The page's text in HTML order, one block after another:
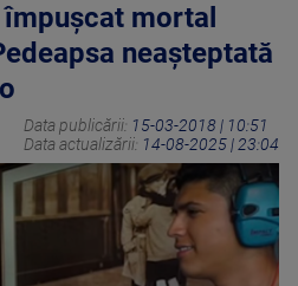
mortal
neașteptată
Data publicării: 15-03-2018 | 10:51
Data actualizării: 14-08-2025 | 23:04